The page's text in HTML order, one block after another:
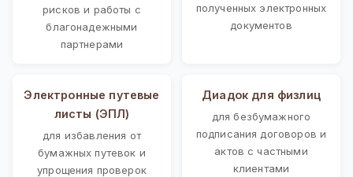
рисков и работы с
благонадежными
партнерами
полученных электронных
документов
Электронные путевые
листы (ЭПЛ)
для избавления от
бумажных путевок и
упрощения проверок
Диадок для физлиц
для безбумажного
подписания договоров и
актов с частными
клиентами